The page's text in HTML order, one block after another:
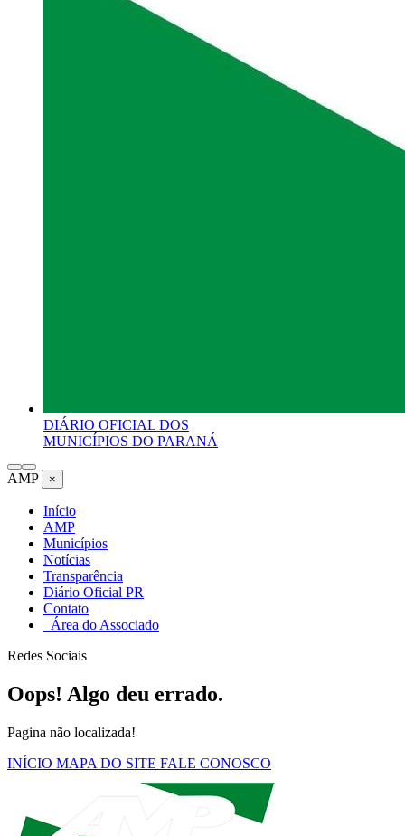
DIÁRIO OFICIAL DOS
MUNICÍPIOS DO PARANÁ
AMP ×
Início
AMP
Municípios
Notícias
Transparência
Diário Oficial PR
Contato
Área do Associado
Redes Sociais
Oops! Algo deu errado.
Pagina não localizada!
INÍCIO MAPA DO SITE FALE CONOSCO